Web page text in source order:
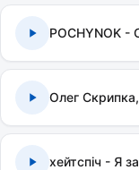
POCHYNOK -
Олег Скрипка,
хейтспіч - Я